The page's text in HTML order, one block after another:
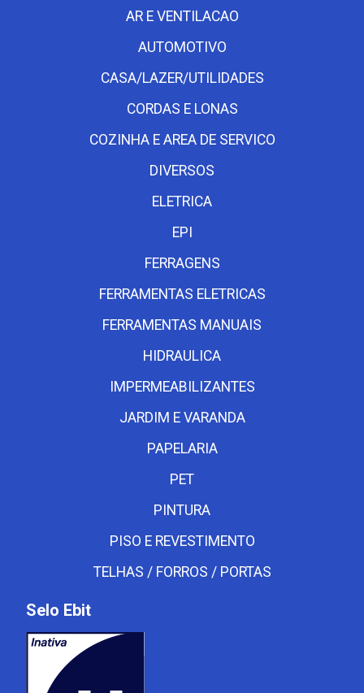
AR E VENTILACAO
AUTOMOTIVO
CASA/LAZER/UTILIDADES
CORDAS E LONAS
COZINHA E AREA DE SERVICO
DIVERSOS
ELETRICA
EPI
FERRAGENS
FERRAMENTAS ELETRICAS
FERRAMENTAS MANUAIS
HIDRAULICA
IMPERMEABILIZANTES
JARDIM E VARANDA
PAPELARIA
PET
PINTURA
PISO E REVESTIMENTO
TELHAS / FORROS / PORTAS
Selo Ebit